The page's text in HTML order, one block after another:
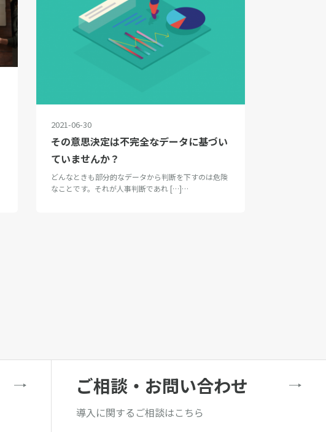
2021-06-30
その意思決定は不完全なデータに基づい
ていませんか？
どんなときも部分的なデータから判断を下すのは危険
なことです。それが人事判断であれ […]…
ご相談・お問い合わせ
導入に関するご相談はこちら